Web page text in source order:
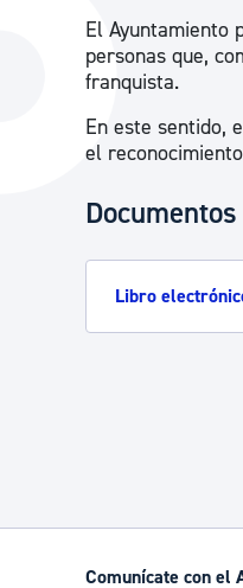
La ciudad
La ciudad ahora
La ciudad futura
El Ayuntamiento
personas que,
franquista.
En este sentido,
el
Libro
Comunícate con el